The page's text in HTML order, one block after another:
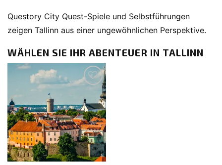
Questory City Quest-Spiele und Selbstführungen
zeigen Tallinn aus einer ungewöhnlichen Perspektive.
WÄHLEN SIE IHR ABENTEUER IN TALLINN